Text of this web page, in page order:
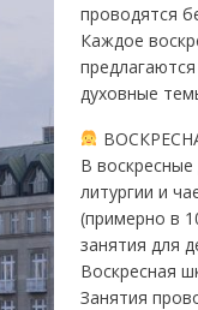
проводятся
Каждое
духовные
В
литургии и
(примерно в
занятия для
Воскресная
Занятия